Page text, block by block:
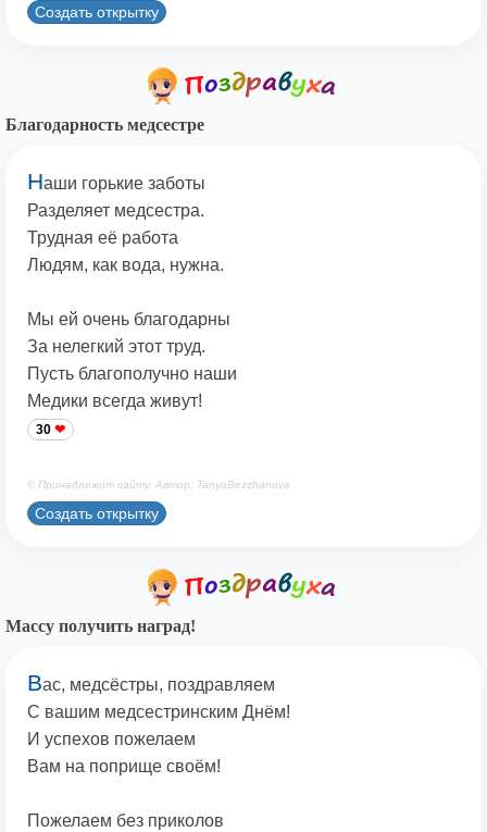
Создать открытку
Благодарность медсестре
Наши горькие заботы
Разделяет медсестра.
Трудная её работа
Людям, как вода, нужна.
Мы ей очень благодарны
За нелегкий этот труд.
Пусть благополучно наши
Медики всегда живут!
30
© Принадлежит сайту. Автор: TanyaBezzhanova
Создать открытку
Массу получить наград!
Вас, медсёстры, поздравляем
С вашим медсестринским Днём!
И успехов пожелаем
Вам на поприще своём!
Пожелаем без приколов